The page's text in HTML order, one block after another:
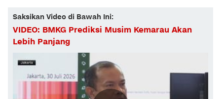
Saksikan Video di Bawah Ini:
VIDEO: BMKG Prediksi Musim Kemarau Akan
Lebih Panjang